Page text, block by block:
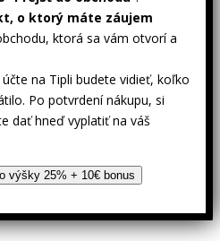
o ktorý máte záujem
ktorá sa vám otvorí a
na Tipli budete vidieť, koľko
Po potvrdení nákupu, si
dať hneď vyplatiť na váš
výšky 25% + 10€ bonus